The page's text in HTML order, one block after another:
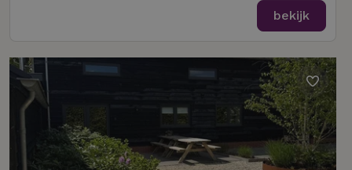
bekijk